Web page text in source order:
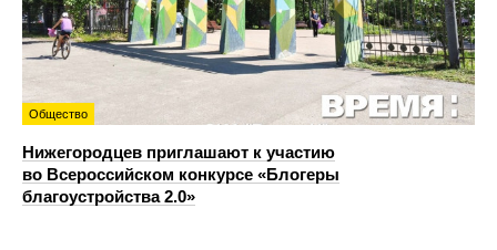
Общество
Нижегородцев приглашают к участию
во Всероссийском конкурсе «Блогеры
благоустройства 2.0»